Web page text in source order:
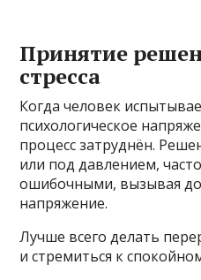
Принятие
стресса
Когда человек
психологическое
процесс затруднён.
или под давлением,
ошибочными, вызывая
напряжение.
Лучше всего делать
и стремиться к